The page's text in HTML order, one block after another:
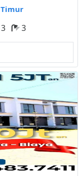
Timur
3 3